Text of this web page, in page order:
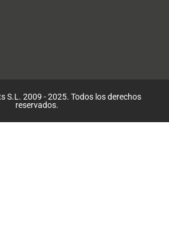
S.L. 2009 - 2025. Todos los derechos
reservados.